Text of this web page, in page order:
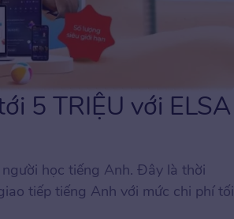
5 TRIỆU với ELSA
học tiếng Anh. Đây là thời
tiếp tiếng Anh với mức chi phí tối